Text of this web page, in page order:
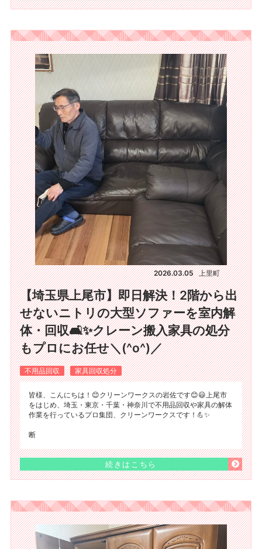
2026.03.05 上里町
【埼玉県上尾市】即日解決！2階から出
せないニトリの大型ソファーを室内解
体・回収🛋️✨クレーン搬入家具の処分
もプロにお任せ＼(^o^)／
不用品回収 家具回収処分
皆様、こんにちは！😊クリーンワークスの岩佐です😊😃上尾市
をはじめ、埼玉・東京・千葉・神奈川で不用品回収や家具の解体
作業を行っているプロ集団、クリーンワークスです！💪✨
断
続きはこちら